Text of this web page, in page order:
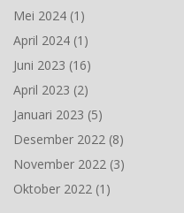
Mei 2024 (1)
April 2024 (1)
Juni 2023 (16)
April 2023 (2)
Januari 2023 (5)
Desember 2022 (8)
November 2022 (3)
Oktober 2022 (1)